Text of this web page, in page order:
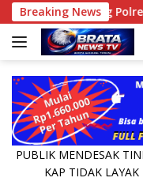
Langsung
ke
konten
Breaking News
Polrestabes Medan
PUBLIK MENDESAK
KAP TIDAK